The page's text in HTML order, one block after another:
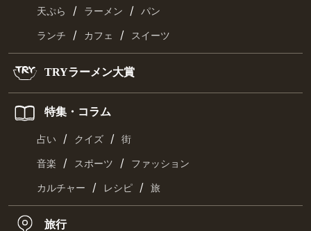
天ぷら / ラーメン / パン
ランチ / カフェ / スイーツ
TRYラーメン大賞
特集・コラム
占い / クイズ / 街
音楽 / スポーツ / ファッション
カルチャー / レシピ / 旅
旅行